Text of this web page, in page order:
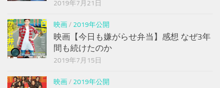
2019年7月21日
映画/ 2019年公開
映画【今日も嫌がらせ弁当】感想 なぜ3年
間も続けたのか
2019年7月15日
映画/ 2019年公開